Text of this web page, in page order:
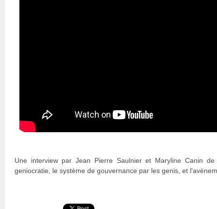
Une interview par Jean Pierre Saulnier et Maryline Canin
geniocratie, le système de gouvernance par les genis, et